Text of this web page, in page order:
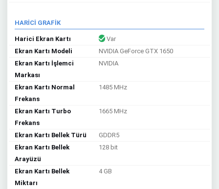
HARİCİ GRAFİK
Harici Ekran Kartı
Var
Ekran Kartı Modeli
NVIDIA GeForce GTX 1650
Ekran Kartı İşlemci
Markası
NVIDIA
Ekran Kartı Normal
Frekans
1485 MHz
Ekran Kartı Turbo
Frekans
1665 MHz
Ekran Kartı Bellek Türü
GDDR5
Ekran Kartı Bellek
Arayüzü
128 bit
Ekran Kartı Bellek
Miktarı
4 GB